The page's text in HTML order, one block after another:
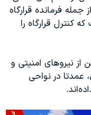
فرمانده قرارگاه
کنترل قرارگاه را
نیروهای امنیتی و
عمدتا در نواحی